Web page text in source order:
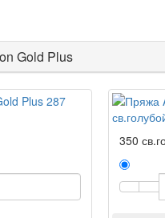
Gold Plus
350